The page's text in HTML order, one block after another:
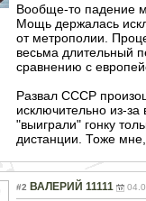
Вообще-то падение
Мощь держалась
от метрополии.
весьма длительный
сравнению с
Развал СССР
исключительно из-
"выиграли" гонку
дистанции. Тоже
#2 ВАЛЕРИЙ 11111